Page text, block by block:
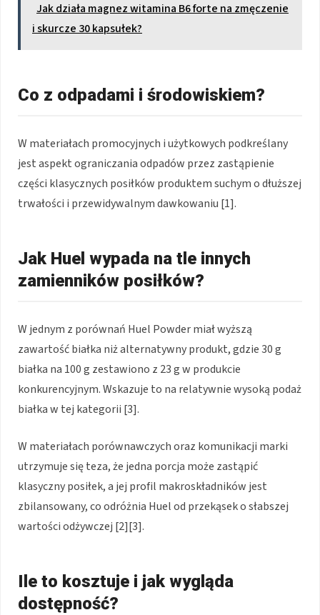
Jak działa magnez witamina B6 forte na zmęczenie
i skurcze 30 kapsułek?
Co z odpadami i środowiskiem?
W materiałach promocyjnych i użytkowych podkreślany
jest aspekt ograniczania odpadów przez zastąpienie
części klasycznych posiłków produktem suchym o dłuższej
trwałości i przewidywalnym dawkowaniu [1].
Jak Huel wypada na tle innych
zamienników posiłków?
W jednym z porównań Huel Powder miał wyższą
zawartość białka niż alternatywny produkt, gdzie 30 g
białka na 100 g zestawiono z 23 g w produkcie
konkurencyjnym. Wskazuje to na relatywnie wysoką podaż
białka w tej kategorii [3].
W materiałach porównawczych oraz komunikacji marki
utrzymuje się teza, że jedna porcja może zastąpić
klasyczny posiłek, a jej profil makroskładników jest
zbilansowany, co odróżnia Huel od przekąsek o słabszej
wartości odżywczej [2][3].
Ile to kosztuje i jak wygląda
dostępność?